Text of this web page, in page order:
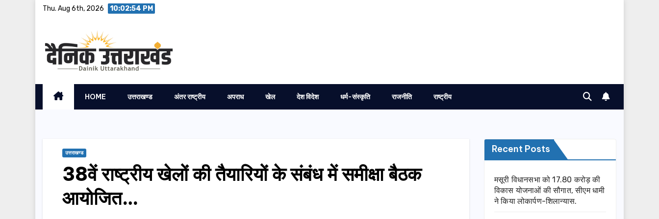
Thu. Aug 6th, 2026 10:02:55 PM
HOME उत्तराखण्ड अंतर राष्ट्रीय अपराध खेल देश विदेश धर्म-संस्कृति राजनीति राष्ट्रीय
उत्तराखण्ड
38वें राष्ट्रीय खेलों की तैयारियों के संबंध में समीक्षा बैठक
आयोजित…
Recent Posts
मसूरी विधानसभा को 17.80 करोड़ की
विकास योजनाओं की सौगात, सीएम धामी
ने किया लोकार्पण-शिलान्यास.